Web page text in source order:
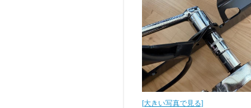
[大きい写真で見る]